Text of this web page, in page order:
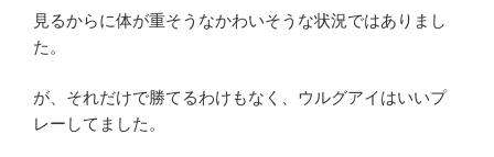
見るからに体が重そうなかわいそうな状況ではありまし
た。
が、それだけで勝てるわけもなく、ウルグアイはいいプ
レーしてました。